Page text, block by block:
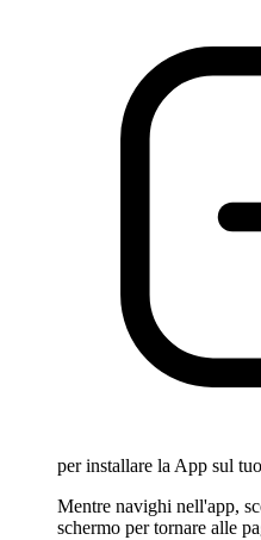
per installare la App sul
Mentre navighi nell'app,
schermo per tornare alle